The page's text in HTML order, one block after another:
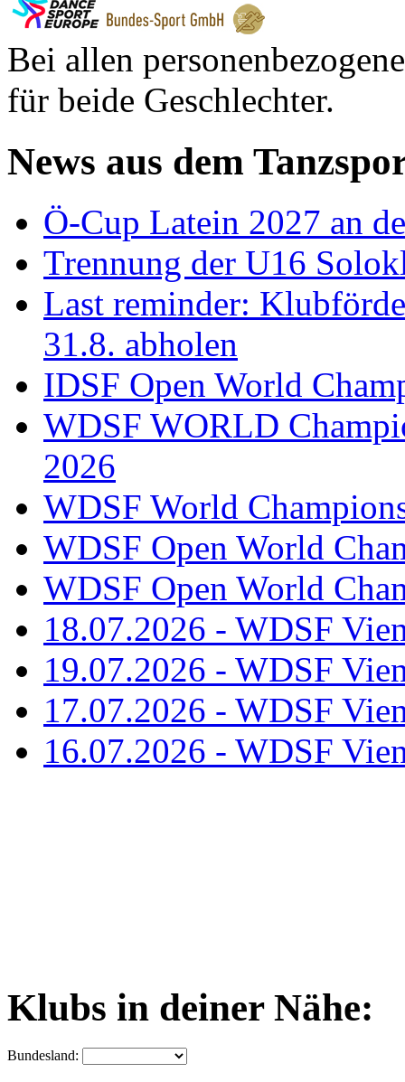
Bei allen
für beide Geschlechter.
News aus dem
Ö-Cup Latein 2027 an
Trennung der U16
Last reminder:
31.8. abholen
IDSF Open World
WDSF WORLD
2026
WDSF World
WDSF Open World
WDSF Open World
18.07.2026 - WDSF
19.07.2026 - WDSF
17.07.2026 - WDSF
16.07.2026 - WDSF
Klubs in deiner Nähe:
Bundesland: